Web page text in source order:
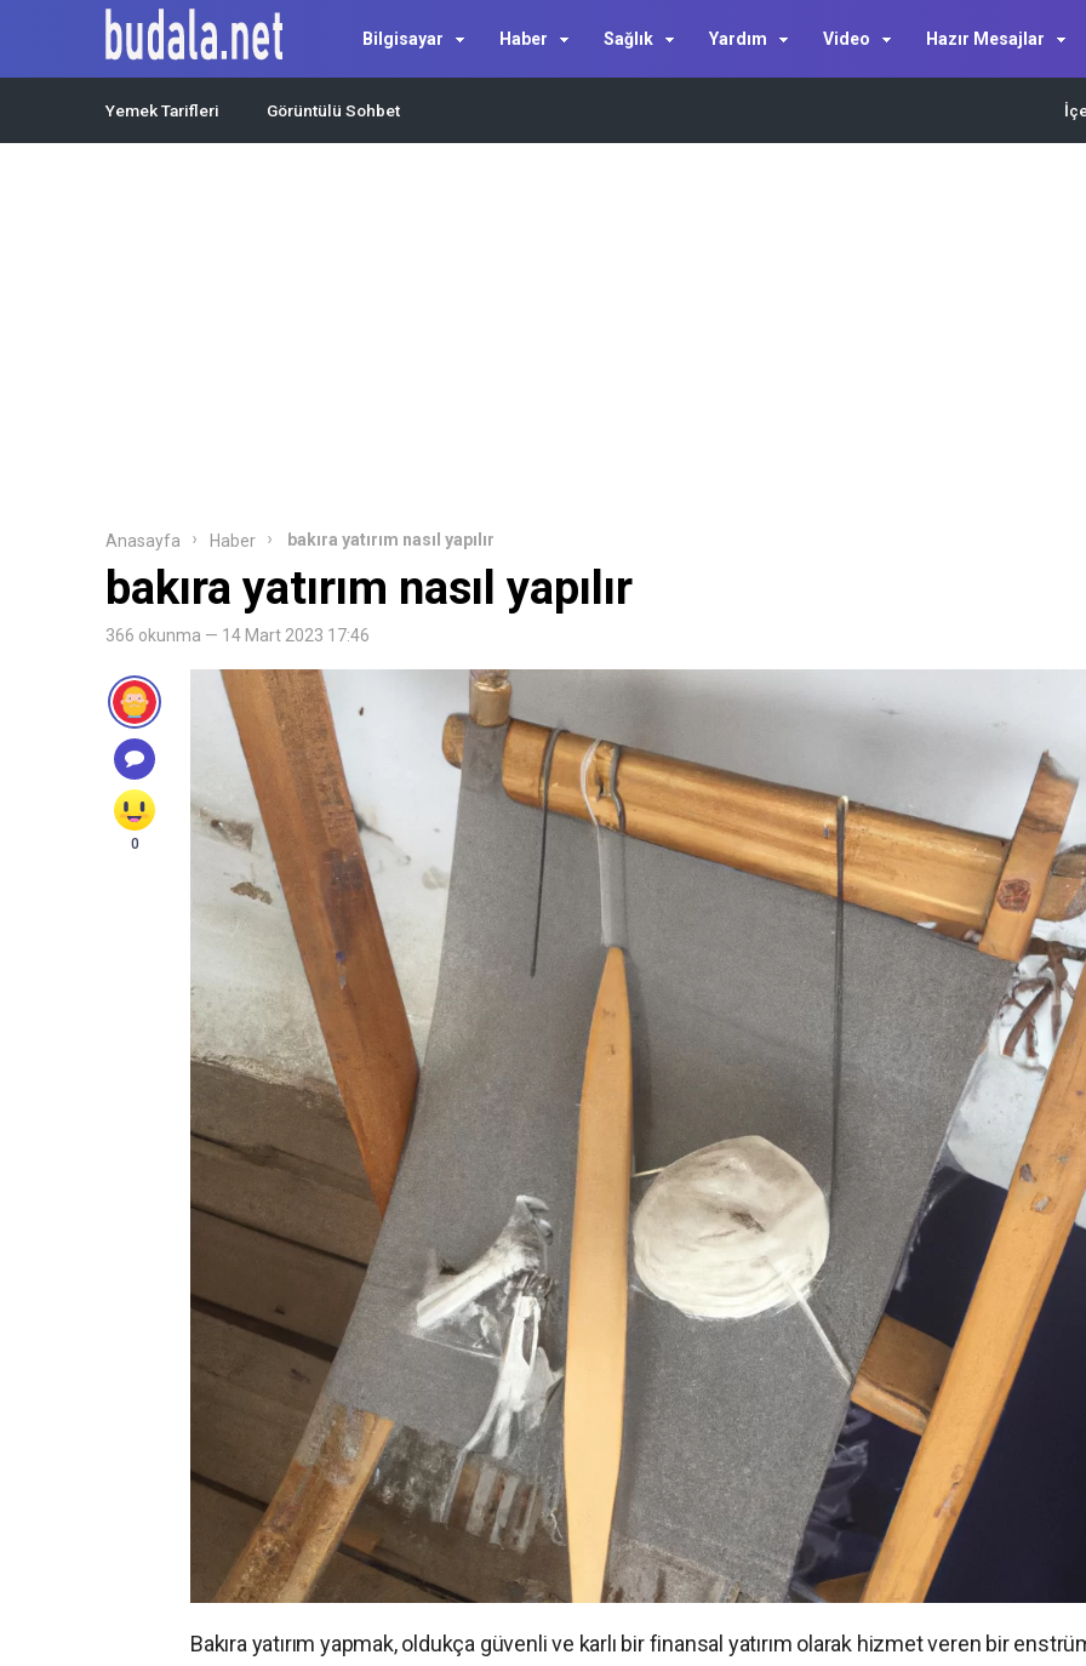
Bilgisayar Haber Sağlık Yardım Video Hazır Mesajlar
Yemek Tarifleri Görüntülü Sohbet
Anasayfa Haber bakıra yatırım nasıl yapılır
bakıra yatırım nasıl yapılır
366 okunma — 14 Mart 2023 17:46
0
Bakıra yatırım yapmak, oldukça güvenli ve karlı bir finansal yatırım olarak hizmet veren bir